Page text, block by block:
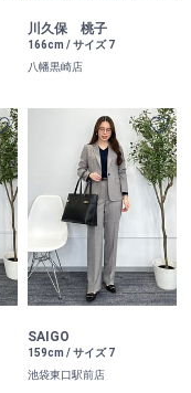
川久保 桃子
166cm / サイズ 7
八幡黒崎店
SAIGO
159cm / サイズ 7
池袋東口駅前店